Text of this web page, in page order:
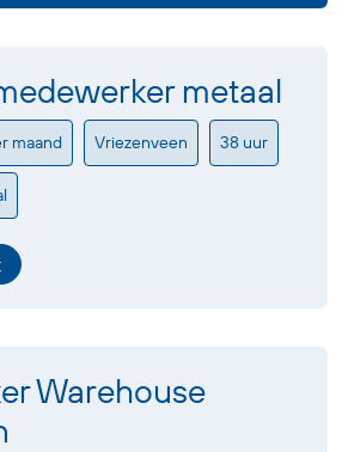
metaal
maand Vriezenveen 38 uur
Warehouse